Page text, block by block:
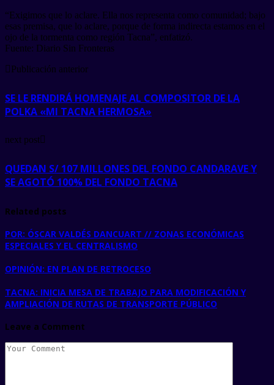
“Exigimos que lo aclare. Ella nos representa como comunidad; bajo
esas premisa, que lo aclare, porque de forma indirecta estamos en el
ojo de la tormenta como región Tacna”, enfatizó.
Fuente: Diario Sin Fronteras
Publicación anterior
SE LE RENDIRÁ HOMENAJE AL COMPOSITOR DE LA
POLKA «MI TACNA HERMOSA»
next post
QUEDAN S/ 107 MILLONES DEL FONDO CANDARAVE Y
SE AGOTÓ 100% DEL FONDO TACNA
Related posts
POR: ÓSCAR VALDÉS DANCUART // ZONAS ECONÓMICAS
ESPECIALES Y EL CENTRALISMO
OPINIÓN: EN PLAN DE RETROCESO
TACNA: INICIA MESA DE TRABAJO PARA MODIFICACIÓN Y
AMPLIACIÓN DE RUTAS DE TRANSPORTE PÚBLICO
Leave a Comment